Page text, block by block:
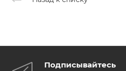
Подписывайтесь